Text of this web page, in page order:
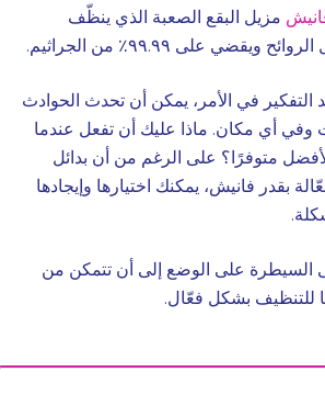
مزيل البقع الصعبة الذي ينظّف
على ٩٩.٩٩٪ من الجراثيم.
التفكير في الأمر، يمكن أن تحدث الحوادث
أي مكان. ماذا عليك أن تفعل عندما
متوفرًا؟ على الرغم من أن بدائل
بقدر فانيش، يمكنك اختيارها وإيجادها
السيطرة على الوضع إلى أن تتمكن من
للتنظيف بشكل فعّال.